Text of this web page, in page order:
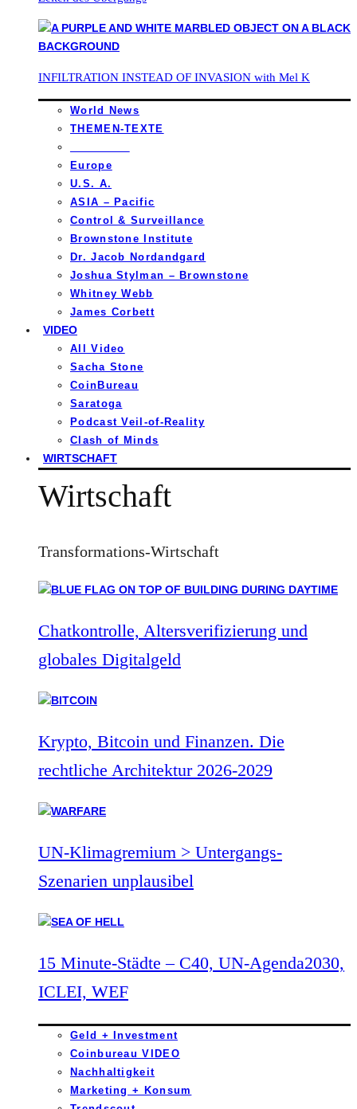
INFILTRATION INSTEAD OF INVASION with Mel K
World News
THEMEN-TEXTE
Europe
U.S. A.
ASIA – Pacific
Control & Surveillance
Brownstone Institute
Dr. Jacob Nordandgard
Joshua Stylman – Brownstone
Whitney Webb
James Corbett
VIDEO
All Video
Sacha Stone
CoinBureau
Saratoga
Podcast Veil-of-Reality
Clash of Minds
WIRTSCHAFT
Wirtschaft
Transformations-Wirtschaft
Chatkontrolle, Altersverifizierung und
globales Digitalgeld
Krypto, Bitcoin und Finanzen. Die
rechtliche Architektur 2026-2029
UN-Klimagremium > Untergangs-
Szenarien unplausibel
15 Minute-Städte – C40, UN-Agenda2030,
ICLEI, WEF
Geld + Investment
Coinbureau VIDEO
Nachhaltigkeit
Marketing + Konsum